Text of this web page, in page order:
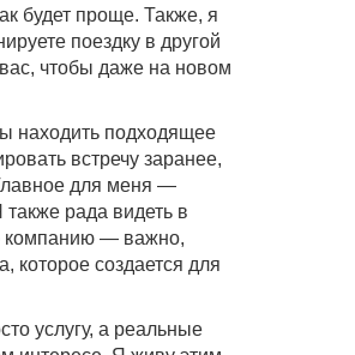
будет проще. Также, я
поездку в другой
чтобы даже на новом
находить подходящее
встречу заранее,
для меня —
также рада видеть в
компанию — важно,
которое создается для
услугу, а реальные